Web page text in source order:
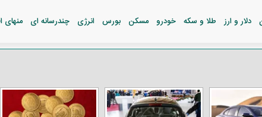
دلار و ارز طلا و سکه خودرو مسکن بورس انرژی چندرسانه ای منهای